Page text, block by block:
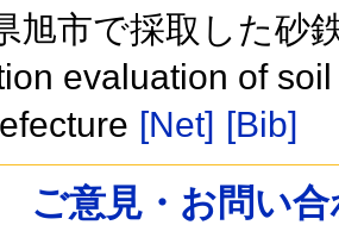
旭市で採取した砂
evaluation of
[Net] [Bib]
ご意見・お問い